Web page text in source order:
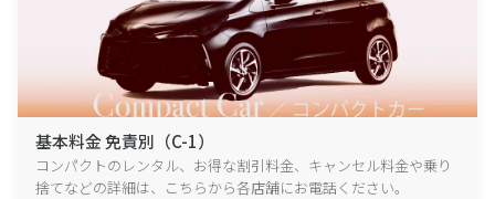
基本料金 免責別（C-1）
コンパクトのレンタル、お得な割引料金、キャンセル料金や乗り
捨てなどの詳細は、こちらから各店舗にお電話ください。